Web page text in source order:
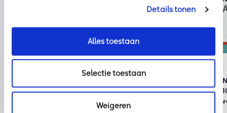
Details tonen
Alles toestaan
Selectie toestaan
Weigeren
cybercriminelen buiten de deur
Onze partner
wereldwijde top
duurzame